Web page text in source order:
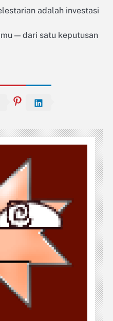
adalah investasi
— dari satu keputusan